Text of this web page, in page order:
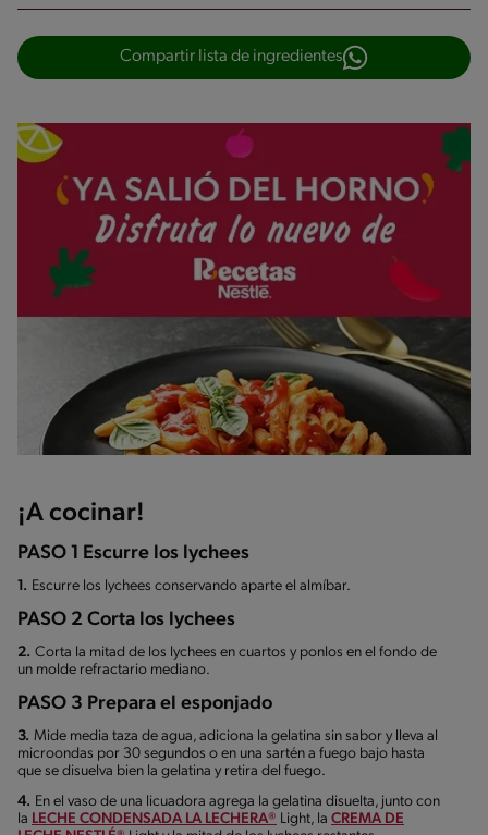
Compartir lista de ingredientes
¡A cocinar!
PASO 1 Escurre los lychees
1. Escurre los lychees conservando aparte el almíbar.
PASO 2 Corta los lychees
2. Corta la mitad de los lychees en cuartos y ponlos en el fondo de
un molde refractario mediano.
PASO 3 Prepara el esponjado
3. Mide media taza de agua, adiciona la gelatina sin sabor y lleva al
microondas por 30 segundos o en una sartén a fuego bajo hasta
que se disuelva bien la gelatina y retira del fuego.
4. En el vaso de una licuadora agrega la gelatina disuelta, junto con
la LECHE CONDENSADA LA LECHERA® Light, la CREMA DE